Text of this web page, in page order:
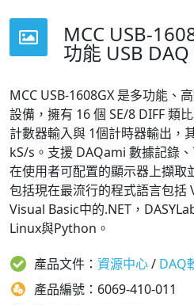
MCC USB-
功能 USB
MCC USB-1608GX 是多功能、
設備，擁有 16 個 SE/8 DIFF 類
計數器輸入與 1個計時器輸出，
kS/s。支援 DAQami 數據記錄
在使用者可配置的顯示器上擷取
包括現在最流行的程式語言包括
Visual Basic中的.NET，
Linux與Python。
產品文件： 資源中心/ DAQ
產品編號：6069-410-011